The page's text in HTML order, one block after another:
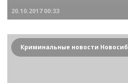
20.10.2017 00:33